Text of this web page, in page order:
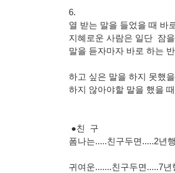
6.
열 받는 말을 들었을 때 바
지혜로운 사람은 일단 잠
말을 듣자마자 바로 하는
하고 싶은 말을 하지 못했
하지 않아야할 말을 했을
●친 구
폼나는.....친구두면.....2년
귀여운.......친구두면.....7년